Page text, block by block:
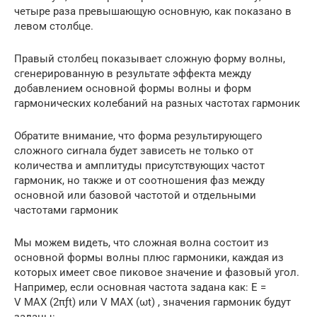
четыре раза превышающую основную, как показано в
левом столбце.
Правый столбец показывает сложную форму волны,
сгенерированную в результате эффекта между
добавлением основной формы волны и форм
гармонических колебаний на разных частотах гармоник
Обратите внимание, что форма результирующего
сложного сигнала будет зависеть не только от
количества и амплитуды присутствующих частот
гармоник, но также и от соотношения фаз между
основной или базовой частотой и отдельными
частотами гармоник
Мы можем видеть, что сложная волна состоит из
основной формы волны плюс гармоники, каждая из
которых имеет свое пиковое значение и фазовый угол.
Например, если основная частота задана как: E =
V MAX (2πƒt) или V MAX (ωt) , значения гармоник будут